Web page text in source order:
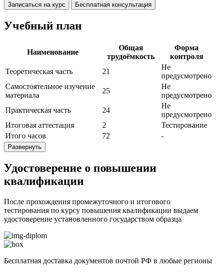
Записаться на курс Бесплатная консультация
Учебный план
Наименование
Общая
трудоёмкость
Форма
контроля
Теоретическая часть
21
Не
предусмотрено
Самостоятельное изучение
материала
25
Не
предусмотрено
Практическая часть
24
Не
предусмотрено
Итоговая аттестация
2
Тестирование
Итого часов
72 -
Развернуть
Удостоверение о повышении
квалификации
После прохождения промежуточного и итогового
тестирования по курсу повышения квалификации выдаем
удостоверение установленного государством образца
Бесплатная доставка документов почтой РФ в любые регионы